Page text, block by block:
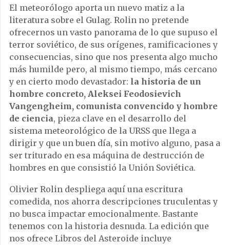
El meteorólogo aporta un nuevo matiz a la
literatura sobre el Gulag. Rolin no pretende
ofrecernos un vasto panorama de lo que supuso el
terror soviético, de sus orígenes, ramificaciones y
consecuencias, sino que nos presenta algo mucho
más humilde pero, al mismo tiempo, más cercano
y en cierto modo devastador: la historia de un
hombre concreto, Aleksei Feodosievich
Vangengheim, comunista convencido y hombre
de ciencia, pieza clave en el desarrollo del
sistema meteorológico de la URSS que llega a
dirigir y que un buen día, sin motivo alguno, pasa a
ser triturado en esa máquina de destrucción de
hombres en que consistió la Unión Soviética.
Olivier Rolin despliega aquí una escritura
comedida, nos ahorra descripciones truculentas y
no busca impactar emocionalmente. Bastante
tenemos con la historia desnuda. La edición que
nos ofrece Libros del Asteroide incluye